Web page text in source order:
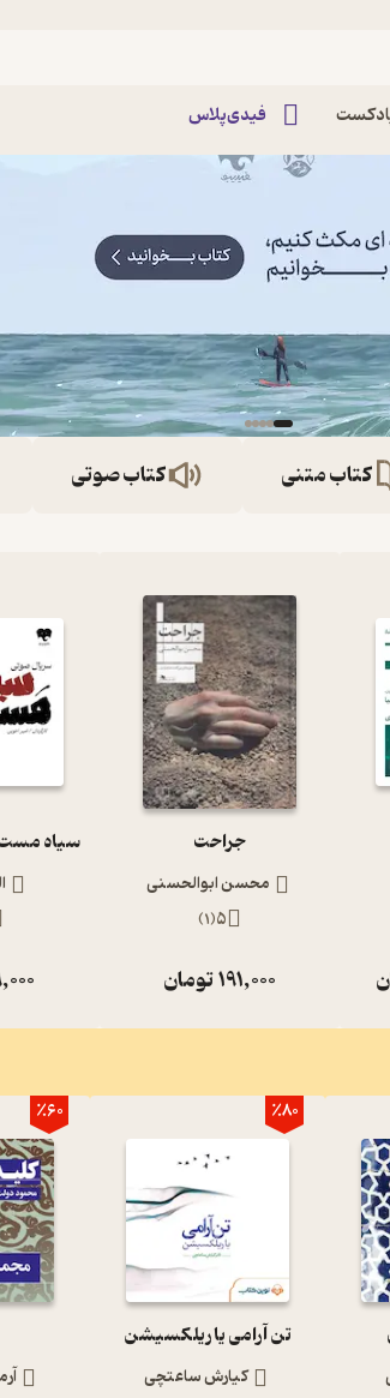
فیدی‌پلاس
کتاب متنی کتاب صوتی
جراحت
محسن ابوالحسنی
5
(
1
)
191,000تومان
٪80
تن آرامی یا ریلکسیشن
کیارش ساعتچی
٪60